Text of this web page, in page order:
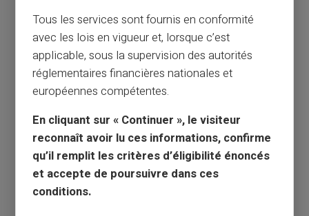
Le rechargement inversé : une arnaque qui
menace les échanges entre particuliers
Comment enlever l'interdit bancaire ?
Tous les services sont fournis en conformité
avec les lois en vigueur et, lorsque c’est
applicable, sous la supervision des autorités
réglementaires financières nationales et
européennes compétentes.
En cliquant sur « Continuer », le visiteur
reconnaît avoir lu ces informations, confirme
qu’il remplit les critères d’éligibilité énoncés
et accepte de poursuivre dans ces
conditions.